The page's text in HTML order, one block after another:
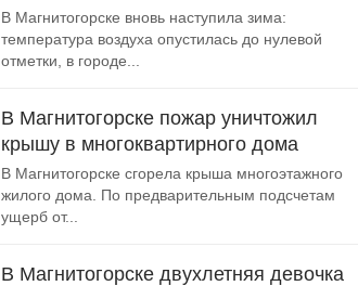
В Магнитогорске вновь наступила зима:
температура воздуха опустилась до нулевой
отметки, в городе...
В Магнитогорске пожар уничтожил
крышу в многоквартирного дома
В Магнитогорске сгорела крыша многоэтажного
жилого дома. По предварительным подсчетам
ущерб от...
В Магнитогорске двухлетняя девочка